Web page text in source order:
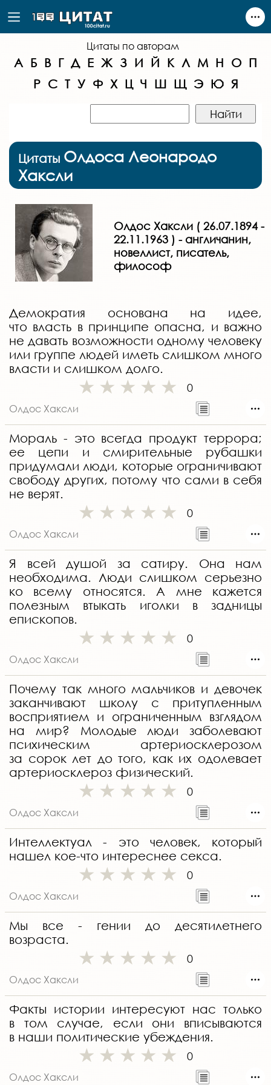
Цитаты по авторам
А Б В Г Д Е Ж З И Й К Л М Н О П
Р С Т У Ф Х Ц Ч Ш Щ Э Ю Я
Цитаты Олдоса Леонародо
Хаксли
Олдос Хаксли ( 26.07.1894 -
22.11.1963 ) - англичанин,
новеллист, писатель,
философ
Демократия основана на идее,
что власть в принципе опасна, и важно
не давать возможности одному человеку
или группе людей иметь слишком много
власти и слишком долго.
0
Олдос Хаксли
Мораль - это всегда продукт террора;
ее цепи и смирительные рубашки
придумали люди, которые ограничивают
свободу других, потому что сами в себя
не верят.
0
Олдос Хаксли
Я всей душой за сатиру. Она нам
необходима. Люди слишком серьезно
ко всему относятся. А мне кажется
полезным втыкать иголки в задницы
епископов.
0
Олдос Хаксли
Почему так много мальчиков и девочек
заканчивают школу с притупленным
восприятием и ограниченным взглядом
на мир? Молодые люди заболевают
психическим артериосклерозом
за сорок лет до того, как их одолевает
артериосклероз физический.
0
Олдос Хаксли
Интеллектуал - это человек, который
нашел кое-что интереснее секса.
0
Олдос Хаксли
Мы все - гении до десятилетнего
возраста.
0
Олдос Хаксли
Факты истории интересуют нас только
в том случае, если они вписываются
в наши политические убеждения.
0
Олдос Хаксли